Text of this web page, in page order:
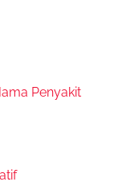
Penyakit